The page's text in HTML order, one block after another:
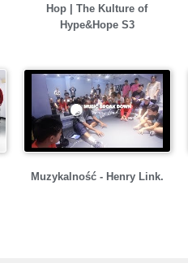
Hop | The Kulture of
Hype&Hope S3
Muzykalność - Henry Link.